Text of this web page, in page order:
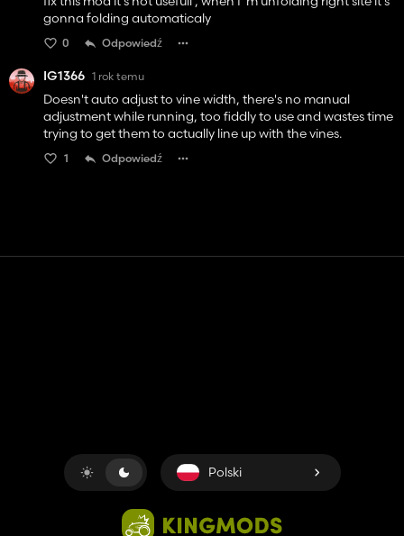
gonna folding automaticaly
0 Odpowiedź
IG1366 1 rok temu
Doesn't auto adjust to vine width, there's no manual
adjustment while running, too fiddly to use and wastes time
trying to get them to actually line up with the vines.
1 Odpowiedź
Polski